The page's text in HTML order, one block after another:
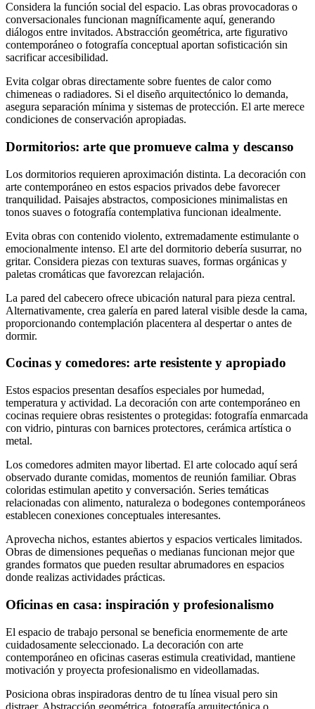
Considera la función social del espacio. Las obras provocadoras o
conversacionales funcionan magníficamente aquí, generando
diálogos entre invitados. Abstracción geométrica, arte figurativo
contemporáneo o fotografía conceptual aportan sofisticación sin
sacrificar accesibilidad.
Evita colgar obras directamente sobre fuentes de calor como
chimeneas o radiadores. Si el diseño arquitectónico lo demanda,
asegura separación mínima y sistemas de protección. El arte merece
condiciones de conservación apropiadas.
Dormitorios: arte que promueve calma y descanso
Los dormitorios requieren aproximación distinta. La decoración con
arte contemporáneo en estos espacios privados debe favorecer
tranquilidad. Paisajes abstractos, composiciones minimalistas en
tonos suaves o fotografía contemplativa funcionan idealmente.
Evita obras con contenido violento, extremadamente estimulante o
emocionalmente intenso. El arte del dormitorio debería susurrar, no
gritar. Considera piezas con texturas suaves, formas orgánicas y
paletas cromáticas que favorezcan relajación.
La pared del cabecero ofrece ubicación natural para pieza central.
Alternativamente, crea galería en pared lateral visible desde la cama,
proporcionando contemplación placentera al despertar o antes de
dormir.
Cocinas y comedores: arte resistente y apropiado
Estos espacios presentan desafíos especiales por humedad,
temperatura y actividad. La decoración con arte contemporáneo en
cocinas requiere obras resistentes o protegidas: fotografía enmarcada
con vidrio, pinturas con barnices protectores, cerámica artística o
metal.
Los comedores admiten mayor libertad. El arte colocado aquí será
observado durante comidas, momentos de reunión familiar. Obras
coloridas estimulan apetito y conversación. Series temáticas
relacionadas con alimento, naturaleza o bodegones contemporáneos
establecen conexiones conceptuales interesantes.
Aprovecha nichos, estantes abiertos y espacios verticales limitados.
Obras de dimensiones pequeñas o medianas funcionan mejor que
grandes formatos que pueden resultar abrumadores en espacios
donde realizas actividades prácticas.
Oficinas en casa: inspiración y profesionalismo
El espacio de trabajo personal se beneficia enormemente de arte
cuidadosamente seleccionado. La decoración con arte
contemporáneo en oficinas caseras estimula creatividad, mantiene
motivación y proyecta profesionalismo en videollamadas.
Posiciona obras inspiradoras dentro de tu línea visual pero sin
distraer. Abstracción geométrica, fotografía arquitectónica o